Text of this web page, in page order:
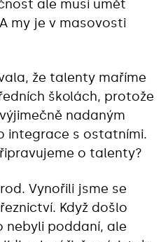
ale musí umět
my je v masovosti
že talenty maříme
školách, protože
nadaným
integrace s ostatními.
o talenty?
Vynořili jsme se
Když došlo
nebyli poddaní, ale